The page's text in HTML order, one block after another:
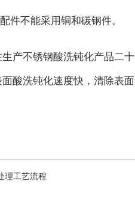
件不能采用铜和碳钢件。
产不锈钢酸洗钝化产品二
酸洗钝化速度快，清除表
理工艺流程